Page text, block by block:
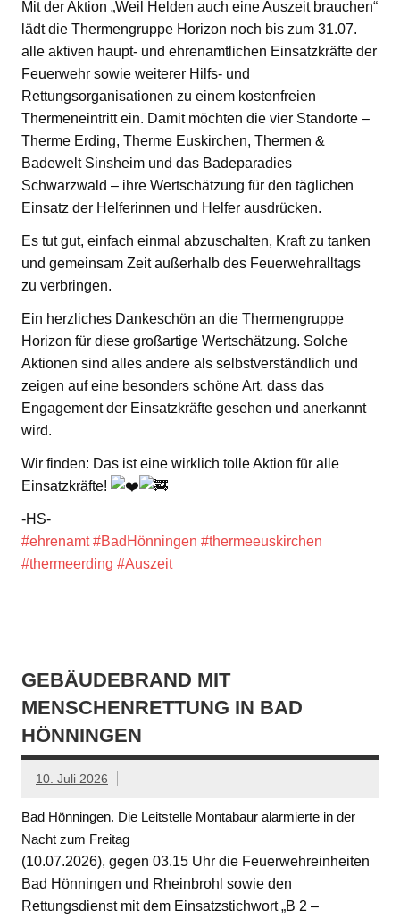
Mit der Aktion „Weil Helden auch eine Auszeit brauchen“
lädt die Thermengruppe Horizon noch bis zum 31.07.
alle aktiven haupt- und ehrenamtlichen Einsatzkräfte der
Feuerwehr sowie weiterer Hilfs- und
Rettungsorganisationen zu einem kostenfreien
Thermeneintritt ein. Damit möchten die vier Standorte –
Therme Erding, Therme Euskirchen, Thermen &
Badewelt Sinsheim und das Badeparadies
Schwarzwald – ihre Wertschätzung für den täglichen
Einsatz der Helferinnen und Helfer ausdrücken.
Es tut gut, einfach einmal abzuschalten, Kraft zu tanken
und gemeinsam Zeit außerhalb des Feuerwehralltags
zu verbringen.
Ein herzliches Dankeschön an die Thermengruppe
Horizon für diese großartige Wertschätzung. Solche
Aktionen sind alles andere als selbstverständlich und
zeigen auf eine besonders schöne Art, dass das
Engagement der Einsatzkräfte gesehen und anerkannt
wird.
Wir finden: Das ist eine wirklich tolle Aktion für alle
Einsatzkräfte!
-HS-
#ehrenamt #BadHönningen #thermeeuskirchen
#thermeerding #Auszeit
GEBÄUDEBRAND MIT
MENSCHENRETTUNG IN BAD
HÖNNINGEN
10. Juli 2026
Bad Hönningen. Die Leitstelle Montabaur alarmierte in der
Nacht zum Freitag
(10.07.2026), gegen 03.15 Uhr die Feuerwehreinheiten
Bad Hönningen und Rheinbrohl sowie den
Rettungsdienst mit dem Einsatzstichwort „B 2 –